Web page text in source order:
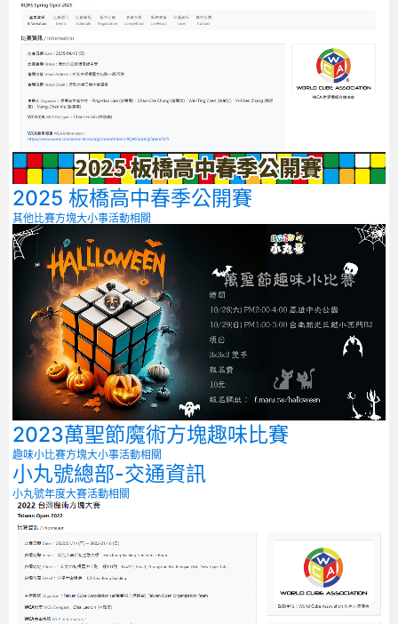
2025 板橋高中春季公開賽
其他比賽方塊大小事活動相關
2023萬聖節魔術方塊趣味比賽
趣味小比賽方塊大小事活動相關
小丸號總部-交通資訊
小丸號年度大賽活動相關